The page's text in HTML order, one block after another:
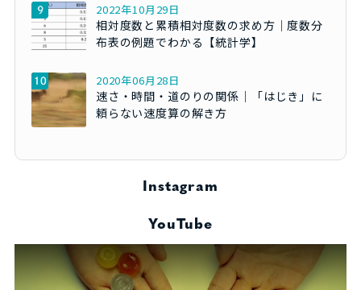
2022年10月29日
相対度数と累積相対度数の求め方｜度数分
布表の例題でわかる【統計学】
2020年06月28日
速さ・時間・道のりの関係｜「はじき」に
頼らない速度算の解き方
Instagram
YouTube